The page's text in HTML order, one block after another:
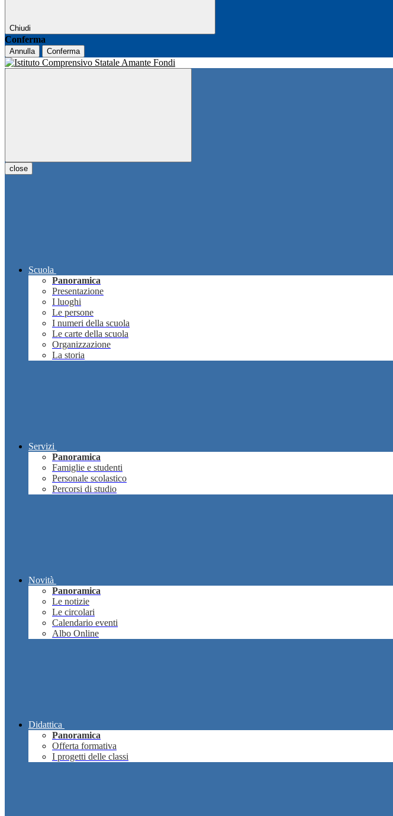
Chiudi
Conferma
Annulla Conferma
close
Scuola
Panoramica
Presentazione
I luoghi
Le persone
I numeri della scuola
Le carte della scuola
Organizzazione
La storia
Servizi
Panoramica
Famiglie e studenti
Personale scolastico
Percorsi di studio
Novità
Panoramica
Le notizie
Le circolari
Calendario eventi
Albo Online
Didattica
Panoramica
Offerta formativa
I progetti delle classi